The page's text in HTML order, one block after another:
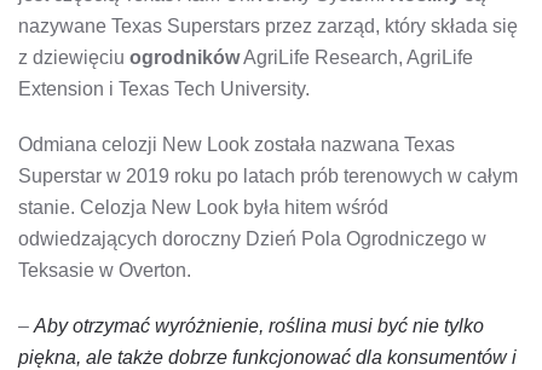
nazywane Texas Superstars przez zarząd, który składa się
z dziewięciu ogrodnikówAgriLife Research, AgriLife
Extension i Texas Tech University.
Odmiana celozji New Look została nazwana Texas
Superstar w 2019 roku po latach prób terenowych w całym
stanie. Celozja New Look była hitem wśród
odwiedzających doroczny Dzień Pola Ogrodniczego w
Teksasie w Overton.
– Aby otrzymać wyróżnienie, roślina musi być nie tylko
piękna, ale także dobrze funkcjonować dla konsumentów i